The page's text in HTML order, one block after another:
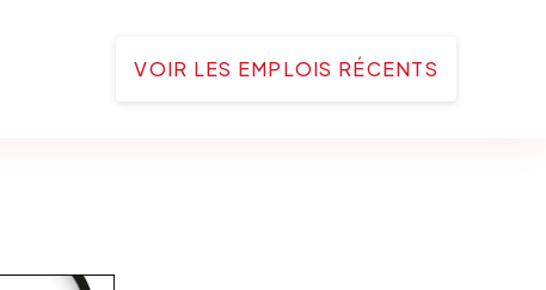
VOIR LES EMPLOIS RÉCENTS